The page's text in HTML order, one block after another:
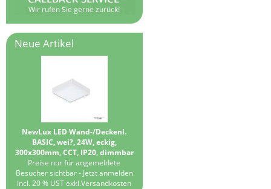
Neue Artikel
NewLux LED Wand-/Deckenl.
BASIC, wei?, 24W, eckig,
300x300mm, CCT, IP20, dimmbar
Preise nur für angemeldete
Besucher sichtbar - Jetzt anmelden
incl. 20 % UST exkl.Versandkosten